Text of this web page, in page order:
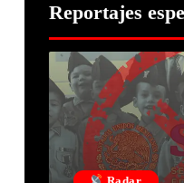
Reportajes